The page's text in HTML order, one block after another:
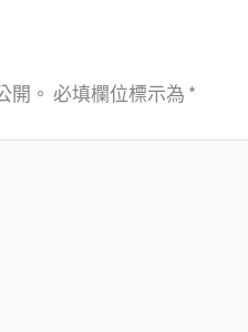
開。 必填欄位標示為 *